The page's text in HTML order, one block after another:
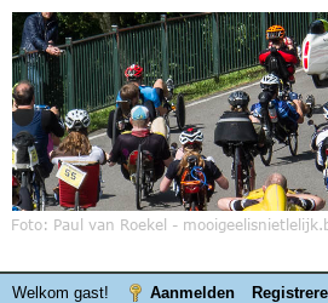
Welkom gast! Aanmelden